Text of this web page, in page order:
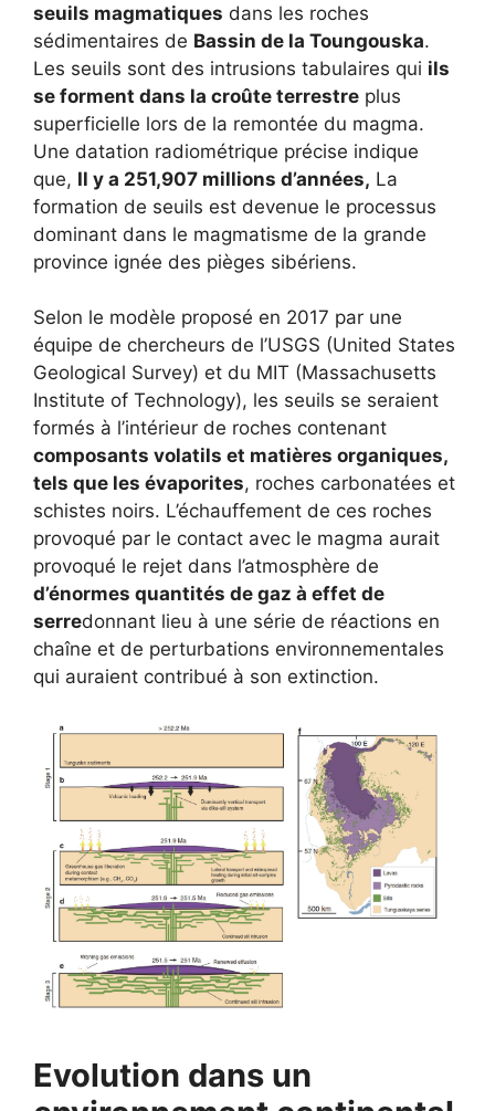
seuils magmatiques dans les roches
sédimentaires de Bassin de la Toungouska.
Les seuils sont des intrusions tabulaires qui ils
se forment dans la croûte terrestre plus
superficielle lors de la remontée du magma.
Une datation radiométrique précise indique
que, Il y a 251,907 millions d’années, La
formation de seuils est devenue le processus
dominant dans le magmatisme de la grande
province ignée des pièges sibériens.
Selon le modèle proposé en 2017 par une
équipe de chercheurs de l’USGS (United States
Geological Survey) et du MIT (Massachusetts
Institute of Technology), les seuils se seraient
formés à l’intérieur de roches contenant
composants volatils et matières organiques,
tels que les évaporites, roches carbonatées et
schistes noirs. L’échauffement de ces roches
provoqué par le contact avec le magma aurait
provoqué le rejet dans l’atmosphère de
d’énormes quantités de gaz à effet de
serredonnant lieu à une série de réactions en
chaîne et de perturbations environnementales
qui auraient contribué à son extinction.
Evolution dans un